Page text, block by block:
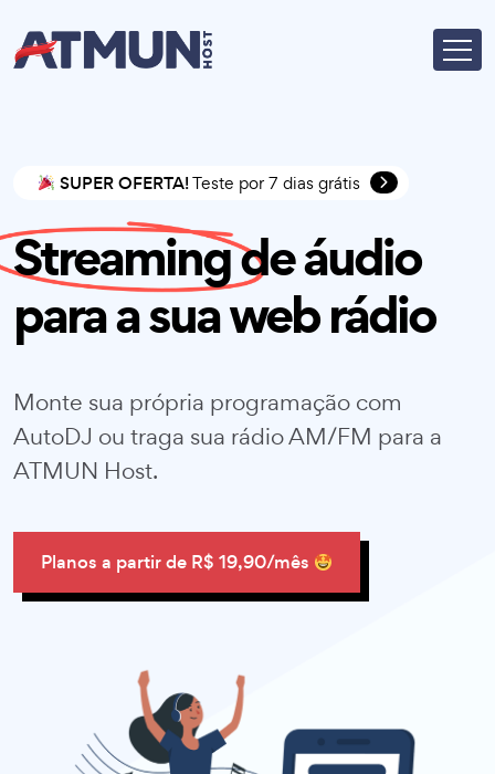
SUPER OFERTA!Teste por 7 dias grátis
Streamingde áudio
para a sua web rádio
Monte sua própria programação com
AutoDJ ou traga sua rádio AM/FM para a
ATMUN Host.
Planos a partir de R$ 19,90/mês